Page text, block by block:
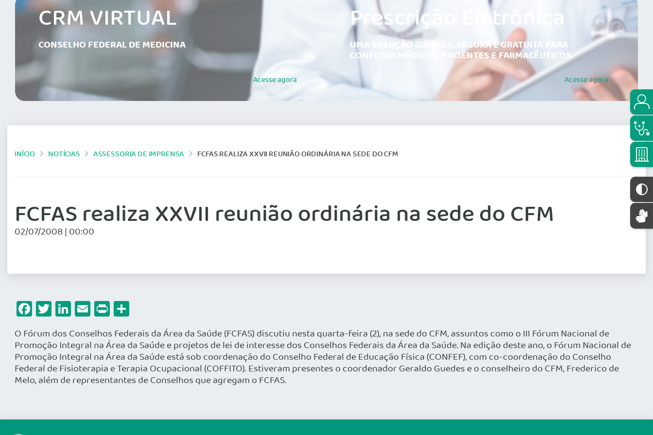
CRM VIRTUAL
CONSELHO FEDERAL DE MEDICINA
Acesseagora
Prescrição Eletrônica
UMA SOLUÇÃO SIMPLES, SEGURA E GRATUITA PARA
CONECTAR MÉDICOS, PACIENTES E FARMACÊUTICOS.
Acesseagora
INÍCIO NOTÍCIAS ASSESSORIA DE IMPRENSA FCFAS REALIZA XXVII REUNIÃO ORDINÁRIA NA SEDE DO CFM
FCFAS realiza XXVII reunião ordinária na sede do CFM
02/07/2008 | 00:00
Facebook
Twitter
LinkedIn
Email
Print
O Fórum dos Conselhos Federais da Área da Saúde (FCFAS) discutiu nesta quarta-feira (2), na sede do CFM, assuntos como o III Fórum Nacional de
Promoção Integral na Área da Saúde e projetos de lei de interesse dos Conselhos Federais da Área da Saúde. Na edição deste ano, o Fórum Nacional de
Promoção Integral na Área da Saúde está sob coordenação do Conselho Federal de Educação Física (CONFEF), com co-coordenação do Conselho
Federal de Fisioterapia e Terapia Ocupacional (COFFITO). Estiveram presentes o coordenador Geraldo Guedes e o conselheiro do CFM, Frederico de
Melo, além de representantes de Conselhos que agregam o FCFAS.